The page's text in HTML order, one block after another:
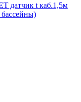
датчик t каб.1,5м